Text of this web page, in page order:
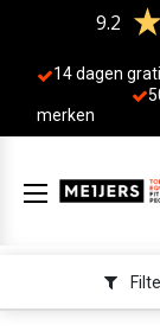
9.2
14 dagen
merken